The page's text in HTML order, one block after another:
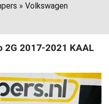
» Volkswagen
2G 2017-2021 KAAL